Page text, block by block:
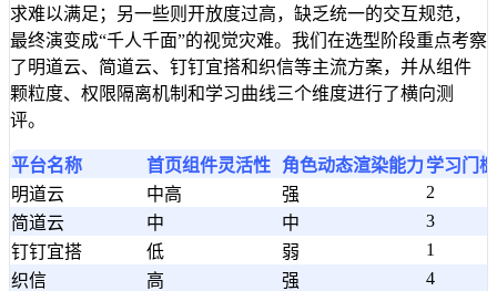
求难以满足；另一些则开放度过高，缺乏统一的交互规范，
最终演变成“千人千面”的视觉灾难。我们在选型阶段重点考察
了明道云、简道云、钉钉宜搭和织信等主流方案，并从组件
颗粒度、权限隔离机制和学习曲线三个维度进行了横向测
评。
平台名称 首页组件灵活性 角色动态渲染能力学习门
明道云
中高 强
2
简道云
中 中
3
钉钉宜搭
低 弱
1
织信
高 强
4